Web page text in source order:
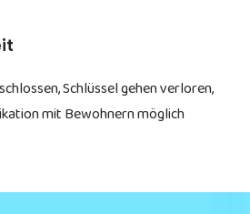
Schlüssel gehen verloren,
mit Bewohnern möglich